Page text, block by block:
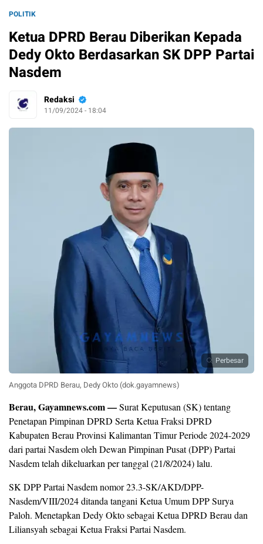
POLITIK
Ketua DPRD Berau Diberikan Kepada
Dedy Okto Berdasarkan SK DPP Partai
Nasdem
Redaksi
11/09/2024 - 18:04
Perbesar
Anggota DPRD Berau, Dedy Okto (dok.gayamnews)
Berau, Gayamnews.com —Surat Keputusan (SK) tentang
Penetapan Pimpinan DPRD Serta Ketua Fraksi DPRD
Kabupaten Berau Provinsi Kalimantan Timur Periode 2024-2029
dari partai Nasdem oleh Dewan Pimpinan Pusat (DPP) Partai
Nasdem telah dikeluarkan per tanggal (21/8/2024) lalu.
SK DPP Partai Nasdem nomor 23.3-SK/AKD/DPP-
Nasdem/VIII/2024 ditanda tangani Ketua Umum DPP Surya
Paloh. Menetapkan Dedy Okto sebagai Ketua DPRD Berau dan
Liliansyah sebagai Ketua Fraksi Partai Nasdem.